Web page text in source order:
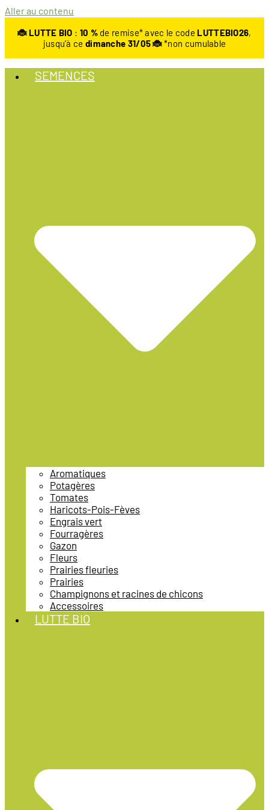
Aller au contenu
🐞 LUTTE BIO : 10 %de remise* avec le code LUTTEBIO26,
jusqu’à ce dimanche 31/05 🐞*non cumulable
SEMENCES
Aromatiques
Potagères
Tomates
Haricots-Pois-Fèves
Engrais vert
Fourragères
Gazon
Fleurs
Prairies fleuries
Prairies
Champignons et racines de chicons
Accessoires
LUTTE BIO